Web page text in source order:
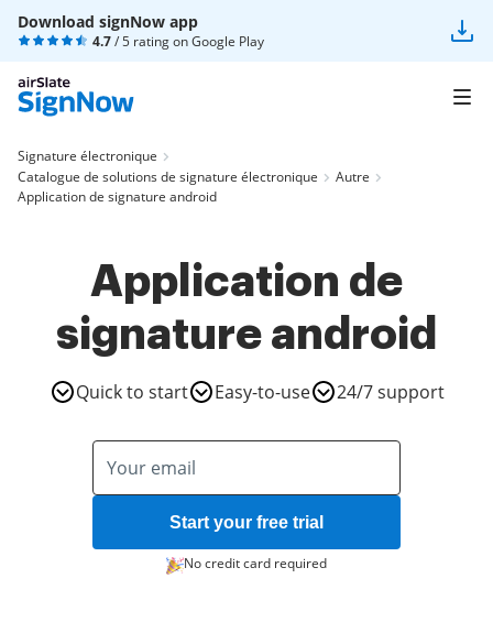
Download signNow app
4.7/ 5 rating onGoogle Play
Signature électronique
Catalogue de solutions de signature électronique
Autre
Application de signature android
Application de
signature android
Quick to start Easy-to-use 24/7 support
Start your free trial
No credit card required